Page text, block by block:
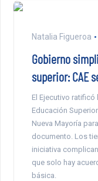
Natalia Figueroa
Gobierno
superior: CAE
El Ejecutivo
Educación
Nueva Mayoría
documento. Los
iniciativa
que solo hay
básica.